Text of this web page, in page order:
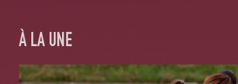
À LA UNE